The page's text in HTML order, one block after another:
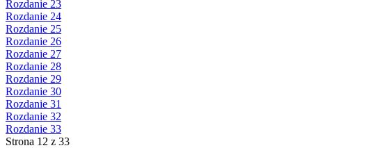
Rozdanie 23
Rozdanie 24
Rozdanie 25
Rozdanie 26
Rozdanie 27
Rozdanie 28
Rozdanie 29
Rozdanie 30
Rozdanie 31
Rozdanie 32
Rozdanie 33
Strona 12 z 33